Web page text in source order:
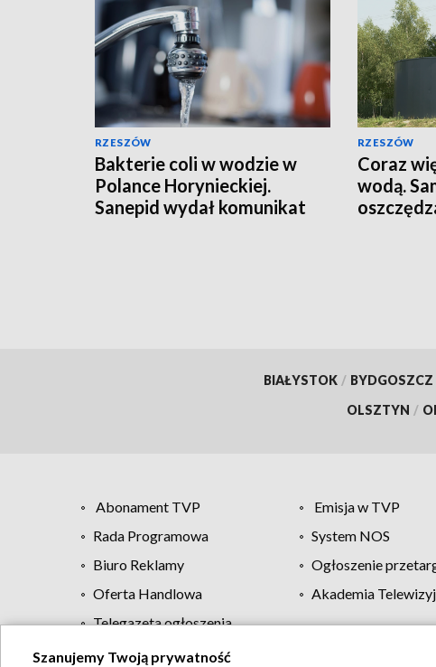
RZESZÓW
Bakterie coli w wodzie w
Polance Horynieckiej.
Sanepid wydał komunikat
RZESZÓW
Coraz
wodą.
BIAŁYSTOK / BYDGOSZCZ
OLSZTYN /
Abonament TVP Emisja w TVP
Rada Programowa
System NOS
Biuro Reklamy
Ogłoszenie
Oferta Handlowa
Akademia
Telegazeta ogłoszenia
Szanujemy Twoją prywatność